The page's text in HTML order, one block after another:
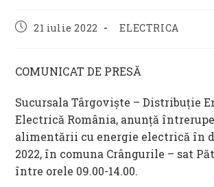
Post21 iulie 2022
Post
ELECTRICA
COMUNICAT DE PRESĂ
Sucursala Târgoviște – Distribuție
Electrică România, anunță
alimentării cu energie electrică în
2022, în comuna Crângurile – sat
între orele 09.00-14.00.